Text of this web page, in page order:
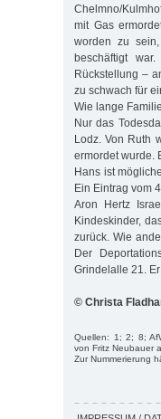
Chelmno/
mit Gas
worden zu
beschäftigt
Rückstellung –
zu schwach für
Wie lange
Nur das
Lodz. Von Ruth
ermordet wurde.
Hans ist
Ein Eintrag vom
Aron Hertz
Kindeskinder,
zurück. Wie
Der
Grindelalle 21.
© Christa
Quellen: 1; 2; 8;
von Fritz Neubauer
Zur Nummerierung